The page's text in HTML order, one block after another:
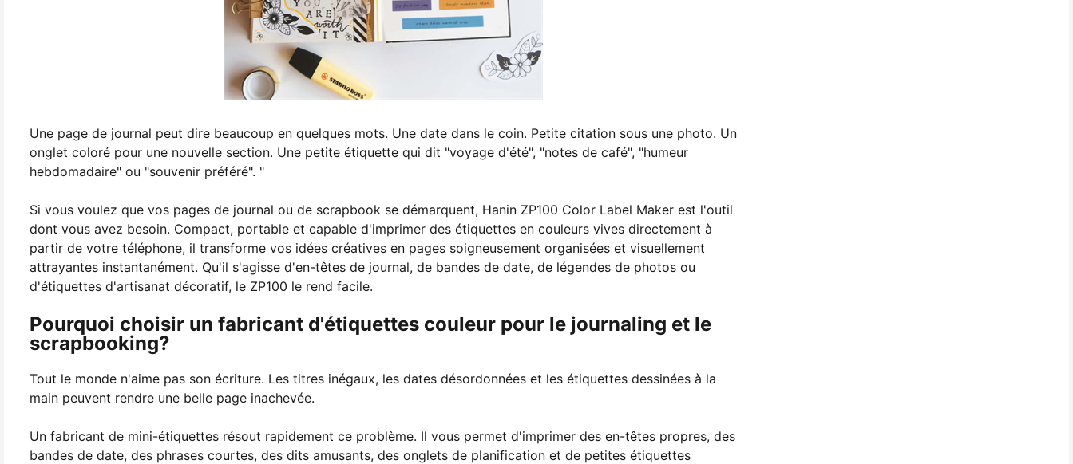
Une page de journal peut dire beaucoup en quelques mots. Une date dans le coin. Petite citation sous une photo. Un
onglet coloré pour une nouvelle section. Une petite étiquette qui dit "voyage d'été", "notes de café", "humeur
hebdomadaire" ou "souvenir préféré". "
Si vous voulez que vos pages de journal ou de scrapbook se démarquent, Hanin ZP100 Color Label Maker est l'outil
dont vous avez besoin. Compact, portable et capable d'imprimer des étiquettes en couleurs vives directement à
partir de votre téléphone, il transforme vos idées créatives en pages soigneusement organisées et visuellement
attrayantes instantanément. Qu'il s'agisse d'en-têtes de journal, de bandes de date, de légendes de photos ou
d'étiquettes d'artisanat décoratif, le ZP100 le rend facile.
Pourquoi choisir un fabricant d'étiquettes couleur pour le journaling et le
scrapbooking?
Tout le monde n'aime pas son écriture. Les titres inégaux, les dates désordonnées et les étiquettes dessinées à la
main peuvent rendre une belle page inachevée.
Un fabricant de mini-étiquettes résout rapidement ce problème. Il vous permet d'imprimer des en-têtes propres, des
bandes de date, des phrases courtes, des dits amusants, des onglets de planification et de petites étiquettes